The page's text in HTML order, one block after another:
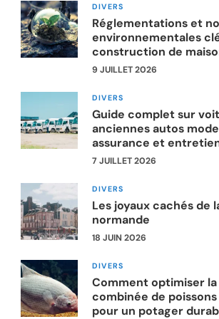
DIVERS
Réglementations et
environnementales
construction de
9 JUILLET 2026
DIVERS
Guide complet sur
anciennes autos
assurance et
7 JUILLET 2026
DIVERS
Les joyaux cachés de
normande
18 JUIN 2026
DIVERS
Comment optimiser
combinée de
pour un potager